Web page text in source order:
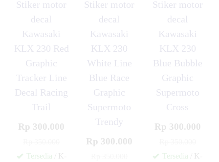
Stiker motor
decal
Kawasaki
KLX 230 Red
Graphic
Tracker Line
Decal Racing
Trail
Rp 300.000
Tersedia / K-
Stiker motor
decal
Kawasaki
KLX 230
White Line
Blue Race
Graphic
Supermoto
Trendy
Rp 300.000
Stiker motor
decal
Kawasaki
KLX 230
Blue Bubble
Graphic
Supermoto
Cross
Rp 300.000
Tersedia / K-